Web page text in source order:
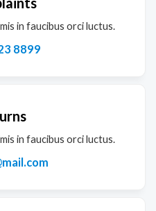
in faucibus orci luctus.
8899
in faucibus orci luctus.